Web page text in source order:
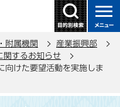
附属機関
産業振興部
関するお知らせ
向けた要望活動を実施しま